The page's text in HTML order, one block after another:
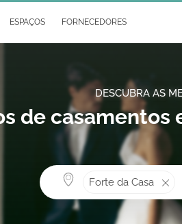
ESPAÇOS FORNECEDORES
DESCUBRA AS
de casamentos
Forte da Casa